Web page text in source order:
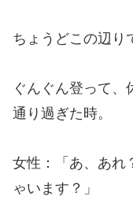
ちょうどこの辺り
ぐんぐん登って、
通り過ぎた時。
女性：「あ、あれ
ゃいます？」